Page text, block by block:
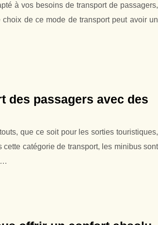
à vos besoins de transport de passagers,
de ce mode de transport peut avoir un
des passagers avec des
que ce soit pour les sorties touristiques,
catégorie de transport, les minibus sont